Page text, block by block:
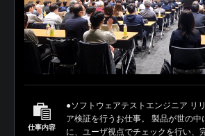
仕事内容
●ソフトウェアテストエンジニア リ
ア検証を行うお仕事。 製品が世の中
に、ユーザ視点でチェックを行い、